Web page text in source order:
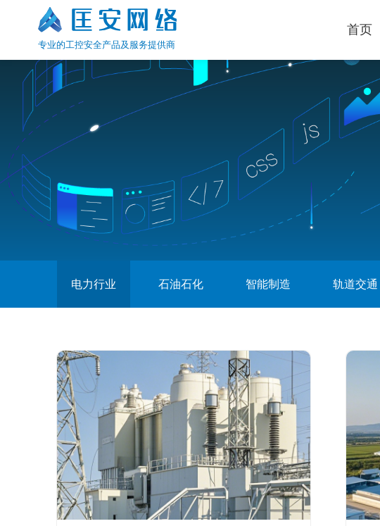
专业的工控安全产品及服务提供商
首页
电力行业 石油石化 智能制造 轨道交通